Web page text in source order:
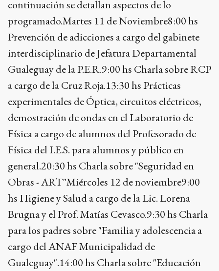
continuación se detallan aspectos de lo
programado.Martes 11 de Noviembre8:00 hs
Prevención de adicciones a cargo del gabinete
interdisciplinario de Jefatura Departamental
Gualeguay de la P.E.R.9:00 hs Charla sobre RCP
a cargo de la Cruz Roja.13:30 hs Prácticas
experimentales de Óptica, circuitos eléctricos,
demostración de ondas en el Laboratorio de
Física a cargo de alumnos del Profesorado de
Física del I.E.S. para alumnos y público en
general.20:30 hs Charla sobre "Seguridad en
Obras - ART"Miércoles 12 de noviembre9:00
hs Higiene y Salud a cargo de la Lic. Lorena
Brugna y el Prof. Matías Cevasco.9:30 hs Charla
para los padres sobre "Familia y adolescencia a
cargo del ANAF Municipalidad de
Gualeguay".14:00 hs Charla sobre "Educación